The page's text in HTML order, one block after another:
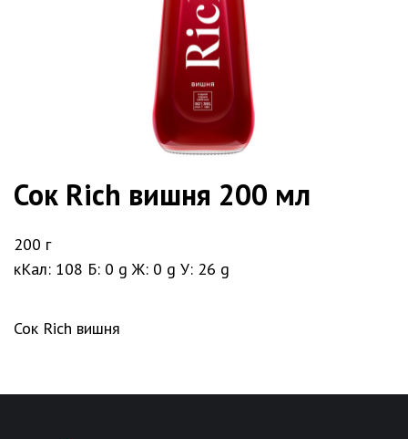
Сок Rich вишня 200 мл
200 г
кКал: 108 Б: 0 g Ж: 0 g У: 26 g
Сок Rich вишня